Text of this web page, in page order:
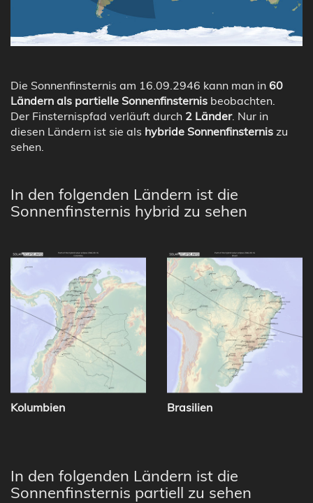
Die Sonnenfinsternis am 16.09.2946 kann man in 60
Ländern als partielle Sonnenfinsternis beobachten.
Der Finsternispfad verläuft durch 2 Länder. Nur in
diesen Ländern ist sie als hybride Sonnenfinsternis zu
sehen.
In den folgenden Ländern ist die
Sonnenfinsternis hybrid zu sehen
Kolumbien Brasilien
In den folgenden Ländern ist die
Sonnenfinsternis partiell zu sehen